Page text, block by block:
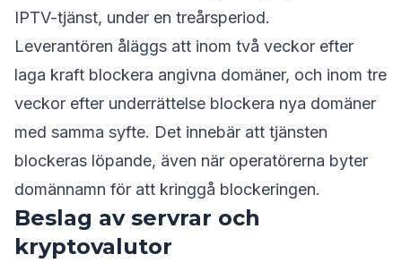
IPTV-tjänst, under en treårsperiod.
Leverantören åläggs att inom två veckor efter
laga kraft blockera angivna domäner, och inom tre
veckor efter underrättelse blockera nya domäner
med samma syfte. Det innebär att tjänsten
blockeras löpande, även när operatörerna byter
domännamn för att kringgå blockeringen.
Beslag av servrar och
kryptovalutor